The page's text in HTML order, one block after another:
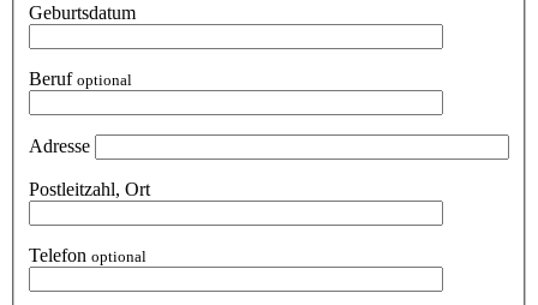
Geburtsdatum
Beruf optional
Adresse
Postleitzahl, Ort
Telefon optional